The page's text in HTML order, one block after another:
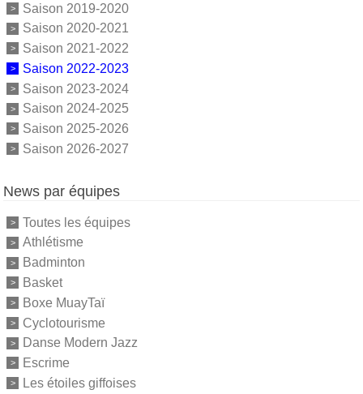
Saison 2019-2020
Saison 2020-2021
Saison 2021-2022
Saison 2022-2023
Saison 2023-2024
Saison 2024-2025
Saison 2025-2026
Saison 2026-2027
News par équipes
Toutes les équipes
Athlétisme
Badminton
Basket
Boxe MuayTaï
Cyclotourisme
Danse Modern Jazz
Escrime
Les étoiles giffoises